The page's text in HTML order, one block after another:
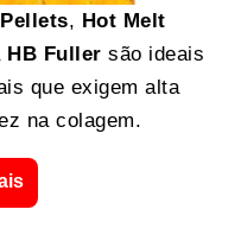
, Hot Melt
HB Fuller são ideais
que exigem alta
na colagem.